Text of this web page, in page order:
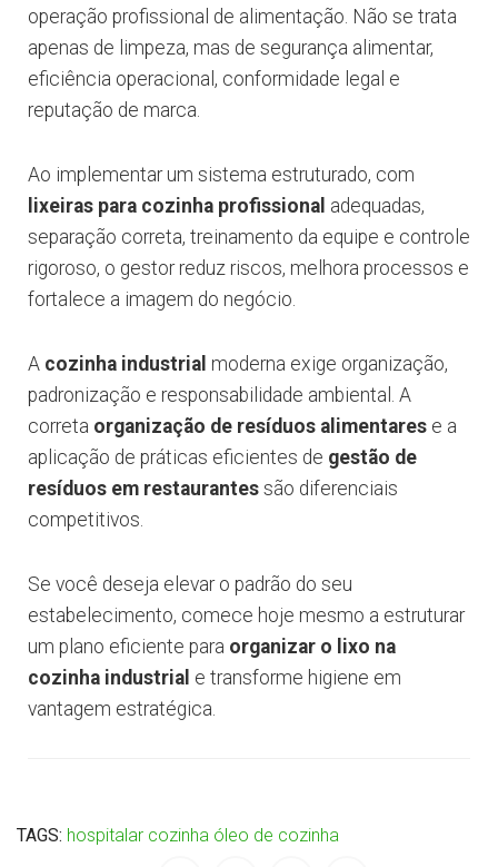
operação profissional de alimentação. Não se trata
apenas de limpeza, mas de segurança alimentar,
eficiência operacional, conformidade legal e
reputação de marca.
Ao implementar um sistema estruturado, com
lixeiras para cozinha profissional adequadas,
separação correta, treinamento da equipe e controle
rigoroso, o gestor reduz riscos, melhora processos e
fortalece a imagem do negócio.
A cozinha industrial moderna exige organização,
padronização e responsabilidade ambiental. A
correta organização de resíduos alimentares e a
aplicação de práticas eficientes de gestão de
resíduos em restaurantes são diferenciais
competitivos.
Se você deseja elevar o padrão do seu
estabelecimento, comece hoje mesmo a estruturar
um plano eficiente para organizar o lixo na
cozinha industrial e transforme higiene em
vantagem estratégica.
TAGS: hospitalar cozinha óleo de cozinha